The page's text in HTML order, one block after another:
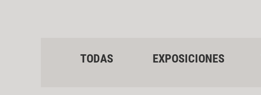
TODAS EXPOSICIONES